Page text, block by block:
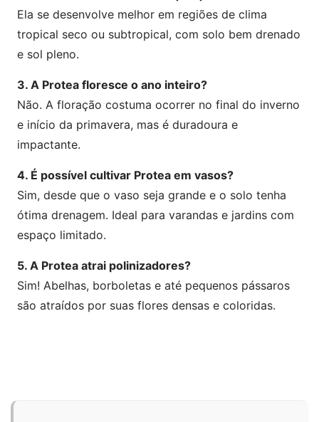
Ela se desenvolve melhor em regiões de clima
tropical seco ou subtropical, com solo bem drenado
e sol pleno.
3. A Protea floresce o ano inteiro?
Não. A floração costuma ocorrer no final do inverno
e início da primavera, mas é duradoura e
impactante.
4. É possível cultivar Protea em vasos?
Sim, desde que o vaso seja grande e o solo tenha
ótima drenagem. Ideal para varandas e jardins com
espaço limitado.
5. A Protea atrai polinizadores?
Sim! Abelhas, borboletas e até pequenos pássaros
são atraídos por suas flores densas e coloridas.